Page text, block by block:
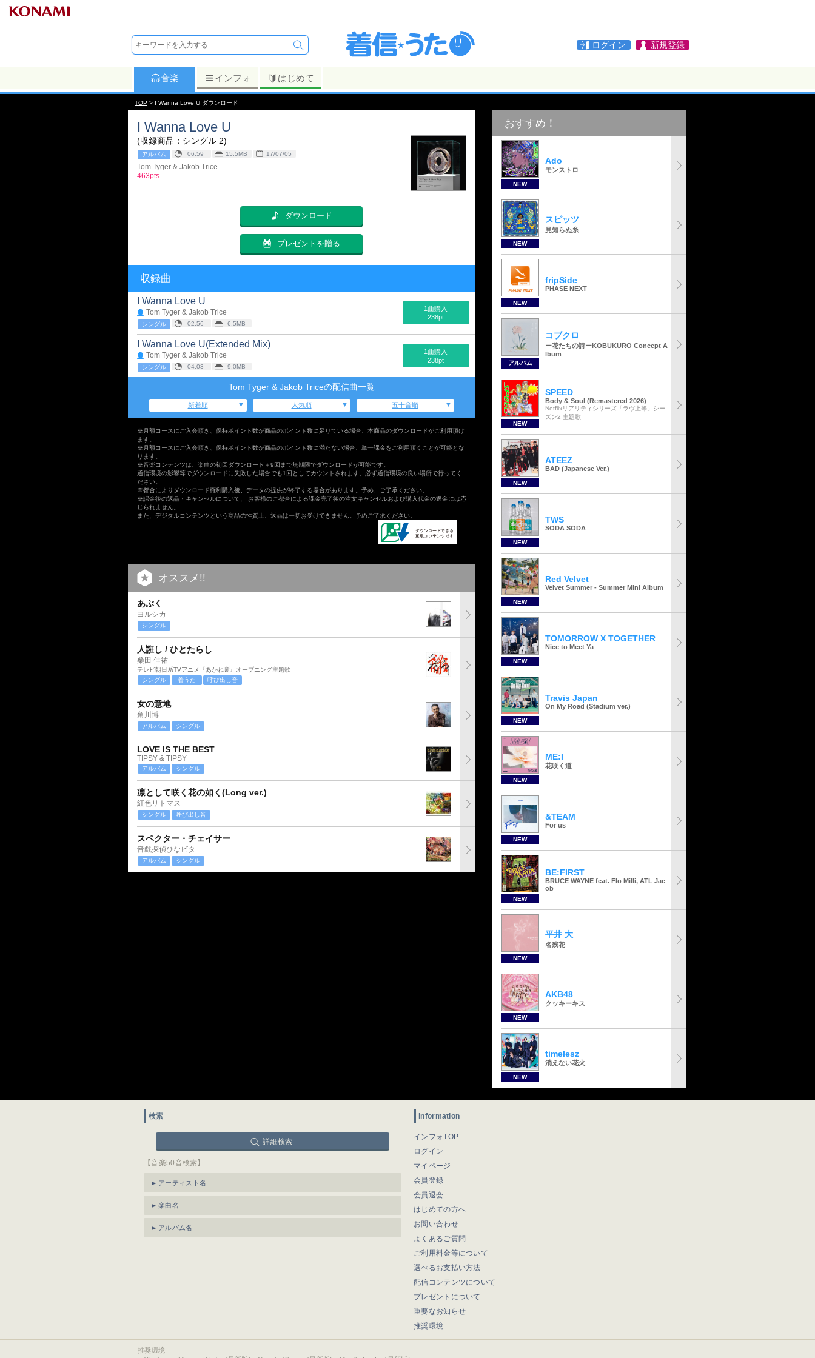
ログイン 新規登録
音楽 インフォ はじめて
TOP > I Wanna Love U ダウンロード
I Wanna Love U
(収録商品：シングル 2)
アルバム 06:59 15.5MB 17/07/05
Tom Tyger & Jakob Trice
463pts
ダウンロード
プレゼントを贈る
収録曲
I Wanna Love U
Tom Tyger & Jakob Trice
シングル 02:56 6.5MB
1曲購入
238pt
I Wanna Love U(Extended Mix)
Tom Tyger & Jakob Trice
シングル 04:03 9.0MB
1曲購入
238pt
Tom Tyger & Jakob Triceの配信曲一覧
新着順 人気順 五十音順
※月額コースにご入会頂き、保持ポイント数が商品のポイント数に足りている場合、本商品のダウンロードがご利用頂け
ます。
※月額コースにご入会頂き、保持ポイント数が商品のポイント数に満たない場合、単一課金をご利用頂くことが可能とな
ります。
※音楽コンテンツは、楽曲の初回ダウンロード＋9回まで無期限でダウンロードが可能です。
通信環境の影響等でダウンロードに失敗した場合でも1回としてカウントされます。必ず通信環境の良い場所で行ってく
ださい。
※都合によりダウンロード権利購入後、データの提供が終了する場合があります。予め、ご了承ください。
※課金後の返品・キャンセルについて、 お客様のご都合による課金完了後の注文キャンセルおよび購入代金の返金には応
じられません。
また、デジタルコンテンツという商品の性質上、返品は一切お受けできません。予めご了承ください。
オススメ!!
あぶく
ヨルシカ
シングル
人誑し / ひとたらし
桑田 佳祐
テレビ朝日系TVアニメ『あかね噺』オープニング主題歌
シングル
着うた 呼び出し音
女の意地
角川博
アルバム シングル
LOVE IS THE BEST
TIPSY & TIPSY
アルバム シングル
凛として咲く花の如く(Long ver.)
紅色リトマス
シングル 呼び出し音
スペクター・チェイサー
音戯探偵ひなビタ
アルバム シングル
おすすめ！
NEW
Ado
モンストロ
NEW
スピッツ
見知らぬ糸
NEW
fripSide
PHASE NEXT
アルバム
コブクロ
ー花たちの詩ーKOBUKURO Concept A
lbum
NEW
SPEED
Body & Soul (Remastered 2026)
Netflixリアリティシリーズ「ラヴ上等」シー
ズン2 主題歌
NEW
ATEEZ
BAD (Japanese Ver.)
NEW
TWS
SODA SODA
NEW
Red Velvet
Velvet Summer - Summer Mini Album
NEW
TOMORROW X TOGETHER
Nice to Meet Ya
NEW
Travis Japan
On My Road (Stadium ver.)
NEW
ME:I
花咲く道
NEW
&TEAM
For us
NEW
BE:FIRST
BRUCE WAYNE feat. Flo Milli, ATL Jac
ob
NEW
平井 大
名残花
NEW
AKB48
クッキーキス
NEW
timelesz
消えない花火
検索
詳細検索
【音楽50音検索】
アーティスト名
楽曲名
アルバム名
information
インフォTOP
ログイン
マイページ
会員登録
会員退会
はじめての方へ
お問い合わせ
よくあるご質問
ご利用料金等について
選べるお支払い方法
配信コンテンツについて
プレゼントについて
重要なお知らせ
推奨環境
推奨環境